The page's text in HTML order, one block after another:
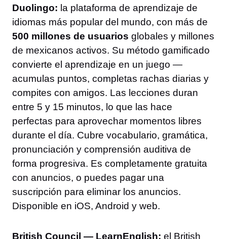
Duolingo: la plataforma de aprendizaje de
idiomas más popular del mundo, con más de
500 millones de usuarios globales y millones
de mexicanos activos. Su método gamificado
convierte el aprendizaje en un juego —
acumulas puntos, completas rachas diarias y
compites con amigos. Las lecciones duran
entre 5 y 15 minutos, lo que las hace
perfectas para aprovechar momentos libres
durante el día. Cubre vocabulario, gramática,
pronunciación y comprensión auditiva de
forma progresiva. Es completamente gratuita
con anuncios, o puedes pagar una
suscripción para eliminar los anuncios.
Disponible en iOS, Android y web.
British Council — LearnEnglish: el British